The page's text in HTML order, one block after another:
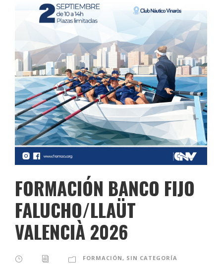
FORMACIÓN BANCO FIJO
FALUCHO/LLAÜT
VALENCIÀ 2026
FORMACIÓN , SIN CATEGORÍA